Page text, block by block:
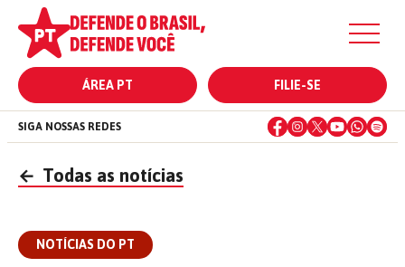
ÁREA PT FILIE-SE
SIGA NOSSAS REDES
← Todas as notícias
NOTÍCIAS DO PT